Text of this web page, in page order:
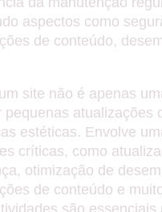
aspectos como
de conteúdo,
site não é apenas
pequenas atualizações
estéticas. Envolve
críticas, como
otimização de
de conteúdo e
são essenciais